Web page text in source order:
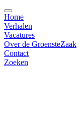
Home
Verhalen
Vacatures
Over de GroensteZaak
Contact
Zoeken